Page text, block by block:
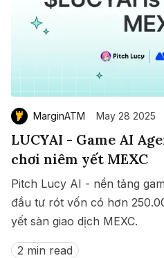
MarginATM May 28 2025
LUCYAI - Game AI
chơi niêm yết MEXC
Pitch Lucy AI - nền tảng
đầu tư rót vốn có hơn
yết sàn giao dịch MEXC.
2 min read